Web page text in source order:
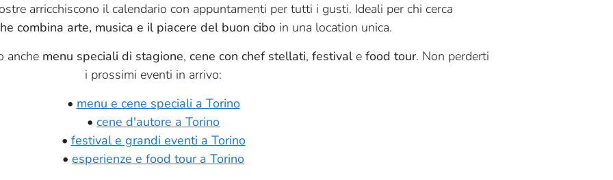
arricchiscono il calendario con appuntamenti per tutti i gusti. Ideali per chi cerca
combina arte, musica e il piacere del buon ciboin una location unica.
anche menu speciali di stagione, cene con chef stellati, festival e food tour. Non perderti
i prossimi eventi in arrivo:
• menu e cene speciali a Torino
• cene d'autore a Torino
• festival e grandi eventi a Torino
• esperienze e food tour a Torino